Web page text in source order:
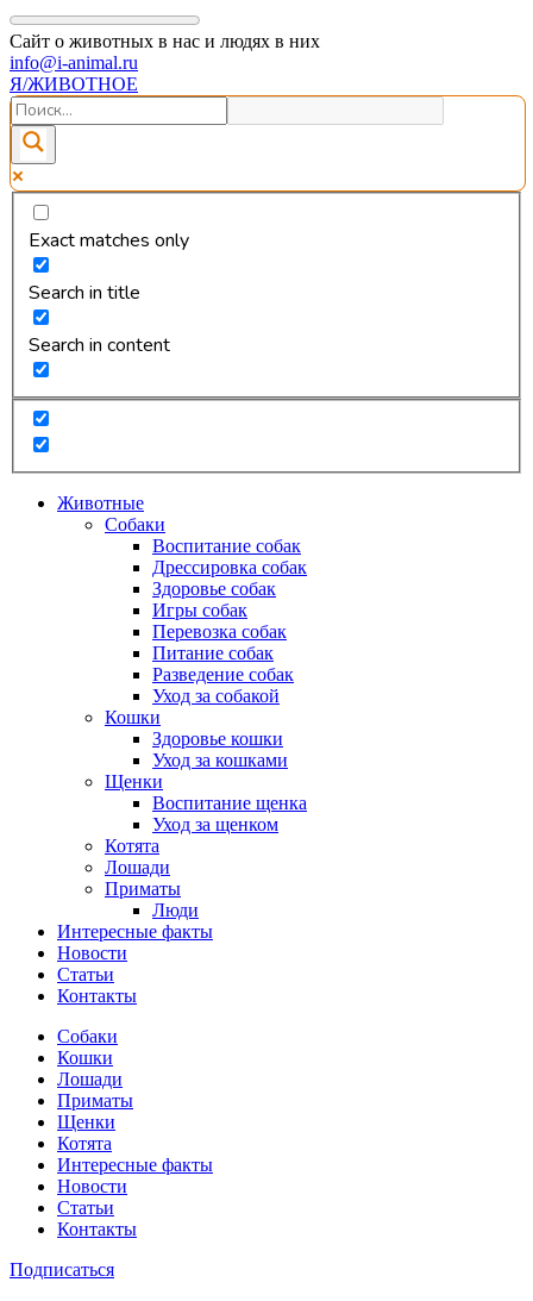
Сайт о животных в нас и людях в них
info@i-animal.ru
Я/ЖИВОТНОЕ
Exact matches only
Search in title
Search in content
Животные
Собаки
Воспитание собак
Дрессировка собак
Здоровье собак
Игры собак
Перевозка собак
Питание собак
Разведение собак
Уход за собакой
Кошки
Здоровье кошки
Уход за кошками
Щенки
Воспитание щенка
Уход за щенком
Котята
Лошади
Приматы
Люди
Интересные факты
Новости
Статьи
Контакты
Собаки
Кошки
Лошади
Приматы
Щенки
Котята
Интересные факты
Новости
Статьи
Контакты
Подписаться